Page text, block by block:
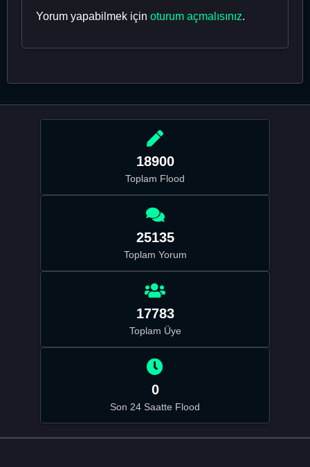
Yorum yapabilmek için oturum açmalısınız.
18900
Toplam Flood
25135
Toplam Yorum
17783
Toplam Üye
0
Son 24 Saatte Flood